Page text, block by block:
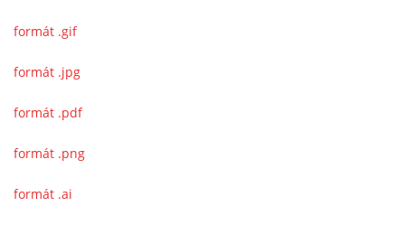
formát .gif
formát .jpg
formát .pdf
formát .png
formát .ai